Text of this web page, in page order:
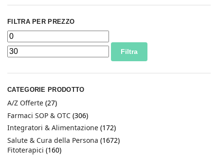
FILTRA PER PREZZO
Filtra
CATEGORIE PRODOTTO
A/Z Offerte (27)
Farmaci SOP & OTC (306)
Integratori & Alimentazione (172)
Salute & Cura della Persona (1672)
Fitoterapici (160)